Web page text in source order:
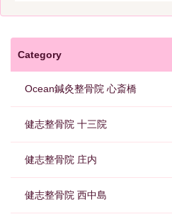
Category
Ocean鍼灸整骨院 心斎橋
健志整骨院 十三院
健志整骨院 庄内
健志整骨院 西中島